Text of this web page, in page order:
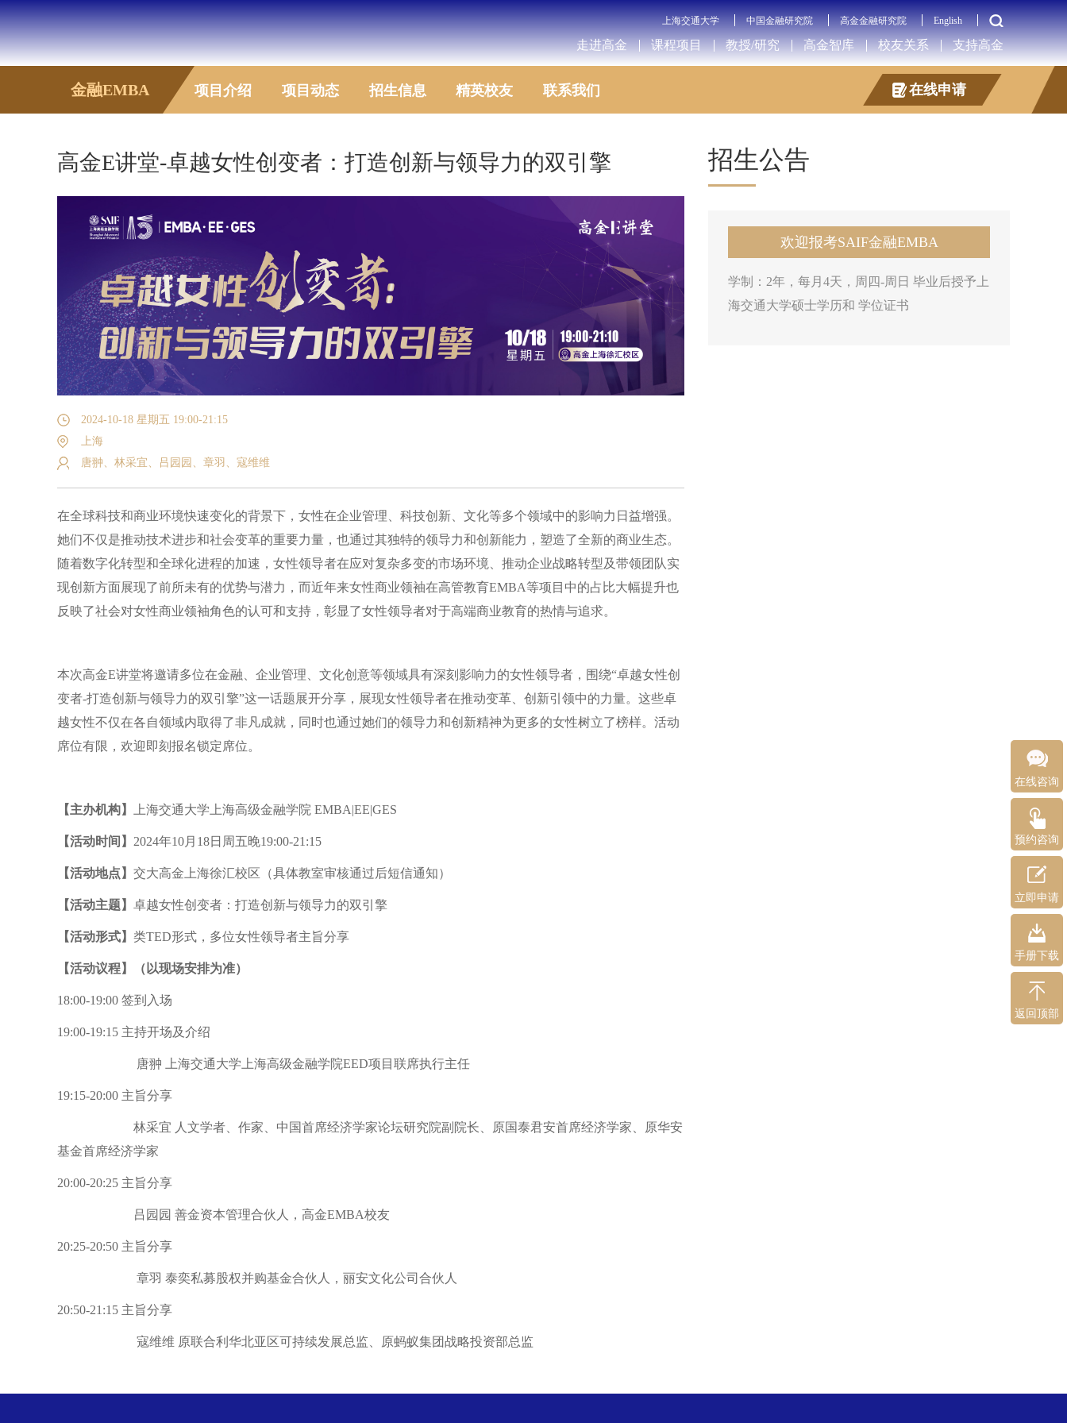
上海交通大学 中国金融研究院 高金金融研究院 English
走进高金 课程项目 教授/研究 高金智库 校友关系 支持高金
金融EMBA 项目介绍 项目动态 招生信息 精英校友 联系我们 在线申请
在线咨询
预约咨询
立即申请
手册下载
返回顶部
高金E讲堂-卓越女性创变者：打造创新与领导力的双引擎
2024-10-18 星期五 19:00-21:15
上海
唐翀、林采宜、吕园园、章羽、寇维维
在全球科技和商业环境快速变化的背景下，女性在企业管理、科技创新、文化等多个领域中的影响力日益增强。
她们不仅是推动技术进步和社会变革的重要力量，也通过其独特的领导力和创新能力，塑造了全新的商业生态。
随着数字化转型和全球化进程的加速，女性领导者在应对复杂多变的市场环境、推动企业战略转型及带领团队实
现创新方面展现了前所未有的优势与潜力，而近年来女性商业领袖在高管教育EMBA等项目中的占比大幅提升也
反映了社会对女性商业领袖角色的认可和支持，彰显了女性领导者对于高端商业教育的热情与追求。
本次高金E讲堂将邀请多位在金融、企业管理、文化创意等领域具有深刻影响力的女性领导者，围绕“卓越女性创
变者-打造创新与领导力的双引擎”这一话题展开分享，展现女性领导者在推动变革、创新引领中的力量。这些卓
越女性不仅在各自领域内取得了非凡成就，同时也通过她们的领导力和创新精神为更多的女性树立了榜样。活动
席位有限，欢迎即刻报名锁定席位。
【主办机构】 上海交通大学上海高级金融学院 EMBA|EE|GES
【活动时间】 2024年10月18日周五晚19:00-21:15
【活动地点】 交大高金上海徐汇校区（具体教室审核通过后短信通知）
【活动主题】 卓越女性创变者：打造创新与领导力的双引擎
【活动形式】 类TED形式，多位女性领导者主旨分享
【活动议程】（以现场安排为准）
18:00-19:00 签到入场
19:00-19:15 主持开场及介绍
唐翀 上海交通大学上海高级金融学院EED项目联席执行主任
19:15-20:00 主旨分享
林采宜 人文学者、作家、中国首席经济学家论坛研究院副院长、原国泰君安首席经济学家、原华安
基金首席经济学家
20:00-20:25 主旨分享
吕园园 善金资本管理合伙人，高金EMBA校友
20:25-20:50 主旨分享
章羽 泰奕私募股权并购基金合伙人，丽安文化公司合伙人
20:50-21:15 主旨分享
寇维维 原联合利华北亚区可持续发展总监、原蚂蚁集团战略投资部总监
招生公告
欢迎报考SAIF金融EMBA
学制：2年，每月4天，周四-周日 毕业后授予上
海交通大学硕士学历和 学位证书